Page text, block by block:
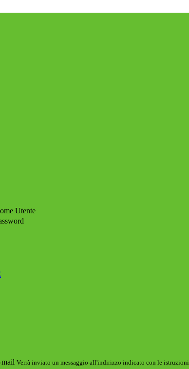
Utente
Verrà inviato un messaggio all'indirizzo indicato con le istruzioni